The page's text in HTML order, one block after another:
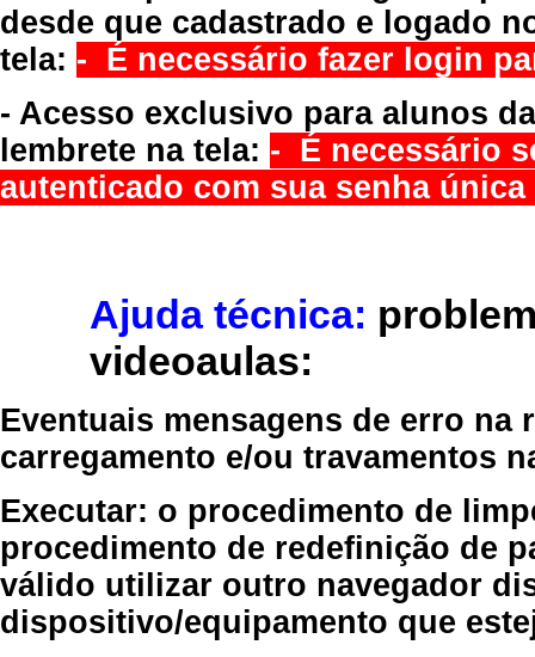
desde que cadastrado e logado
tela: - É necessário fazer login
- Acesso exclusivo para alunos
lembrete na tela: - É necessário
autenticado com sua senha
Ajuda técnica:
videoaulas:
Eventuais mensagens de erro
carregamento e/ou travamentos
Executar: o procedimento de
procedimento de redefinição de
válido utilizar outro navegador
dispositivo/equipamento que